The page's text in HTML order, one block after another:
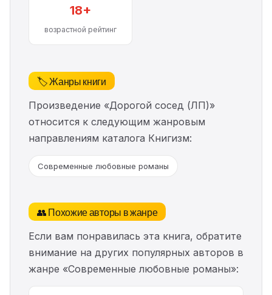
18+
возрастной рейтинг
🏷️ Жанры книги
Произведение «Дорогой сосед (ЛП)»
относится к следующим жанровым
направлениям каталога Книгизм:
Современные любовные романы
👥 Похожие авторы в жанре
Если вам понравилась эта книга, обратите
внимание на других популярных авторов в
жанре «Современные любовные романы»: